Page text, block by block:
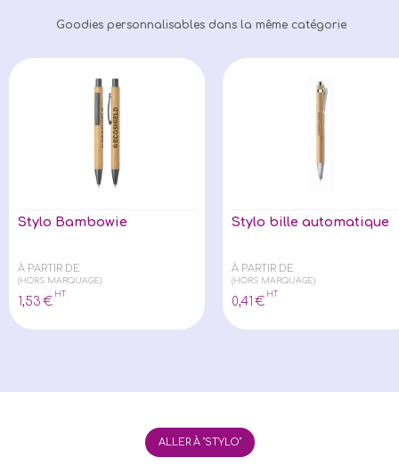
Goodies personnalisables dans la même catégorie
Stylo Bambowie
À PARTIR DE
(HORS MARQUAGE)
1,53 €
HT
Stylo bille automatique
À PARTIR DE
(HORS MARQUAGE)
0,41 €
HT
ALLER À "STYLO"